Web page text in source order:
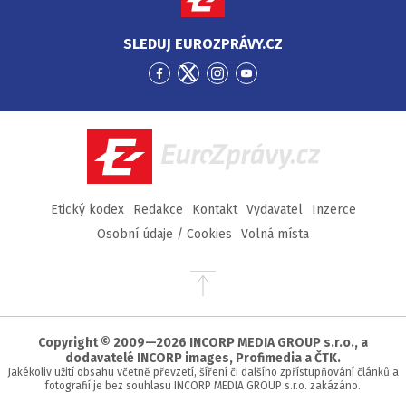
SLEDUJ EUROZPRÁVY.CZ
Přejít
Facebook
Přejít
Twitter
Přejít
Instagram
Přejít
YouTube
EuroZprávy.cz
Etický kodex Redakce Kontakt Vydavatel
Inzerce
Osobní údaje / Cookies
Volná místa
Přejít
stránky
Copyright © 2009—2026 INCORP MEDIA GROUP s.r.o., a
dodavatelé INCORP images, Profimedia a ČTK.
Jakékoliv užití obsahu včetně převzetí, šíření či dalšího zpřístupňování článků a
fotografií je bez souhlasu INCORP MEDIA GROUP s.r.o. zakázáno.